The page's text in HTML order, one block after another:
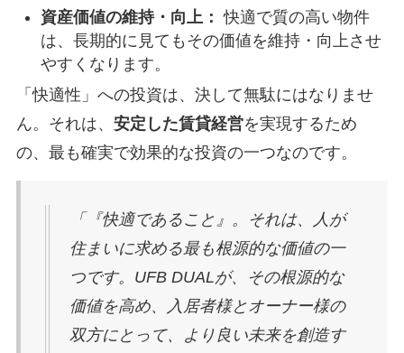
資産価値の維持・向上： 快適で質の高い物件
は、長期的に見てもその価値を維持・向上させ
やすくなります。
「快適性」への投資は、決して無駄にはなりませ
ん。それは、 安定した賃貸経営を実現するため
の、最も確実で効果的な投資の一つなのです。
「『快適であること』。それは、人が
住まいに求める最も根源的な価値の一
つです。UFB DUALが、その根源的な
価値を高め、入居者様とオーナー様の
双方にとって、より良い未来を創造す